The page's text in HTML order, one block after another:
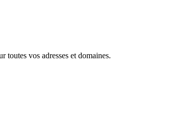
toutes vos adresses et domaines.